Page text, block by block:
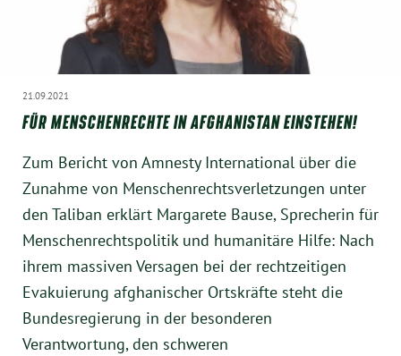
21.09.2021
FÜR MENSCHENRECHTE IN AFGHANISTAN EINSTEHEN!
Zum Bericht von Amnesty International über die
Zunahme von Menschenrechtsverletzungen unter
den Taliban erklärt Margarete Bause, Sprecherin für
Menschenrechtspolitik und humanitäre Hilfe: Nach
ihrem massiven Versagen bei der rechtzeitigen
Evakuierung afghanischer Ortskräfte steht die
Bundesregierung in der besonderen
Verantwortung, den schweren